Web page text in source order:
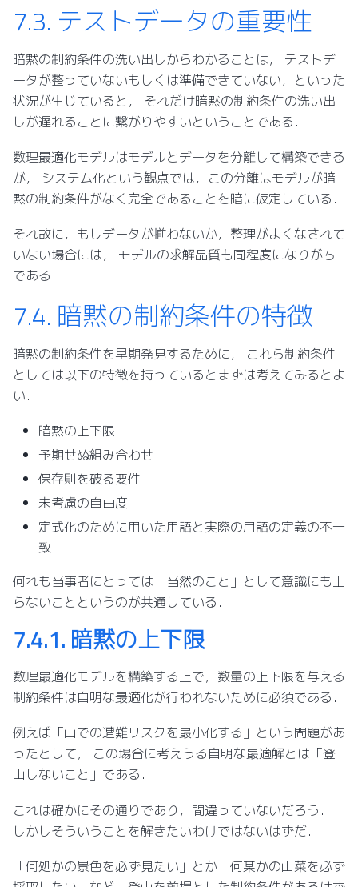
7.3. テストデータの重要性
暗黙の制約条件の洗い出しからわかることは， テストデ
ータが整っていないもしくは準備できていない，といった
状況が生じていると， それだけ暗黙の制約条件の洗い出
しが遅れることに繋がりやすいということである．
数理最適化モデルはモデルとデータを分離して構築できる
が， システム化という観点では，この分離はモデルが暗
黙の制約条件がなく完全であることを暗に仮定している．
それ故に，もしデータが揃わないか，整理がよくなされて
いない場合には， モデルの求解品質も同程度になりがち
である．
7.4. 暗黙の制約条件の特徴
暗黙の制約条件を早期発見するために， これら制約条件
としては以下の特徴を持っているとまずは考えてみるとよ
い．
暗黙の上下限
予期せぬ組み合わせ
保存則を破る要件
未考慮の自由度
定式化のために用いた用語と実際の用語の定義の不一
致
何れも当事者にとっては「当然のこと」として意識にも上
らないことというのが共通している．
7.4.1. 暗黙の上下限
数理最適化モデルを構築する上で，数量の上下限を与える
制約条件は自明な最適化が行われないために必須である．
例えば「山での遭難リスクを最小化する」という問題があ
ったとして， この場合に考えうる自明な最適解とは「登
山しないこと」である．
これは確かにその通りであり，間違っていないだろう．
しかしそういうことを解きたいわけではないはずだ．
「何処かの景色を必ず見たい」とか「何某かの山菜を必ず